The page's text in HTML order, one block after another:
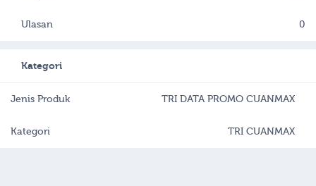
Ulasan 0
Kategori
Jenis Produk TRI DATA PROMO CUANMAX
Kategori TRI CUANMAX